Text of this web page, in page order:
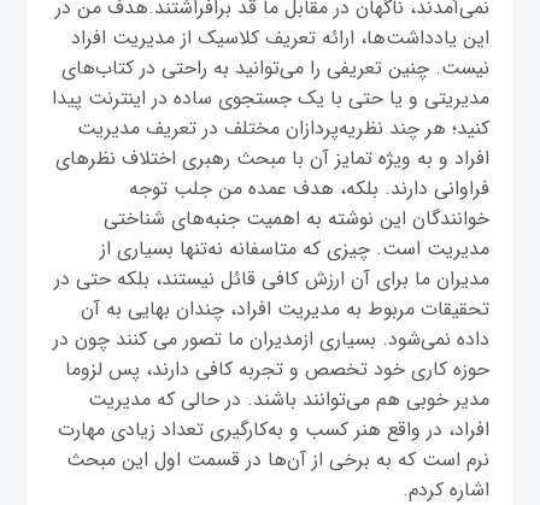
نمی‌آمدند، ناگهان در مقابل ما قد برافراشتند.هدف من در
این یادداشت‌ها، ارائه تعریف کلاسیک از مدیریت افراد
نیست. چنین تعریفی را می‌توانید به راحتی در کتاب‌های
مدیریتی و یا حتی با یک جستجوی ساده در اینترنت پیدا
کنید؛ هر چند نظریه‌پردازان مختلف در تعریف مدیریت
افراد و به ویژه تمایز آن با مبحث رهبری اختلاف نظرهای
فراوانی دارند. بلکه، هدف عمده من جلب توجه
خوانندگان این نوشته به اهمیت جنبه‌های شناختی
مدیریت است. چیزی که متاسفانه نه‌تنها بسیاری از
مدیران ما برای آن ارزش کافی قائل نیستند، بلکه حتی در
تحقیقات مربوط به مدیریت افراد، چندان بهایی به آن
داده نمی‌شود. بسیاری ازمدیران ما تصور می کنند چون در
حوزه کاری خود تخصص و تجربه کافی دارند، پس لزوما
مدیر خوبی هم می‌توانند باشند. در حالی که مدیریت
افراد، در واقع هنر کسب و به‌کارگیری تعداد زیادی مهارت
نرم است که به برخی از آن‌ها در قسمت اول این مبحث
اشاره کردم.